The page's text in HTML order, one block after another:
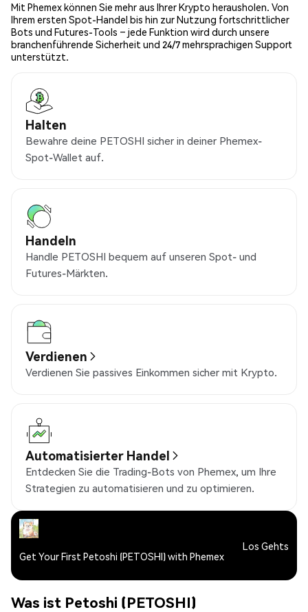
Mit Phemex können Sie mehr aus Ihrer Krypto herausholen. Von
Ihrem ersten Spot-Handel bis hin zur Nutzung fortschrittlicher
Bots und Futures-Tools – jede Funktion wird durch unsere
branchenführende Sicherheit und 24/7 mehrsprachigen Support
unterstützt.
Halten
Bewahre deine PETOSHI sicher in deiner Phemex-
Spot-Wallet auf.
Handeln
Handle PETOSHI bequem auf unseren Spot- und
Futures-Märkten.
Verdienen
Verdienen Sie passives Einkommen sicher mit Krypto.
Automatisierter Handel
Entdecken Sie die Trading-Bots von Phemex, um Ihre
Strategien zu automatisieren und zu optimieren.
Get Your First Petoshi (PETOSHI) with Phemex
Los Gehts
Was ist Petoshi (PETOSHI)